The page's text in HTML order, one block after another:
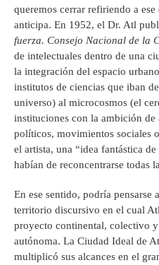
queremos cerrar refiriendo a
anticipa. En 1952, el Dr. Atl
fuerza. Consejo Nacional de la
de intelectuales dentro de una
la integración del espacio
institutos de ciencias que iban
universo) al microcosmos (el
instituciones con la ambición de
políticos, movimientos sociales
el artista, una “idea fantástica
habían de reconcentrarse todas
En ese sentido, podría pensarse
territorio discursivo en el cual
proyecto continental, colectivo
autónoma. La Ciudad Ideal de
multiplicó sus alcances en el